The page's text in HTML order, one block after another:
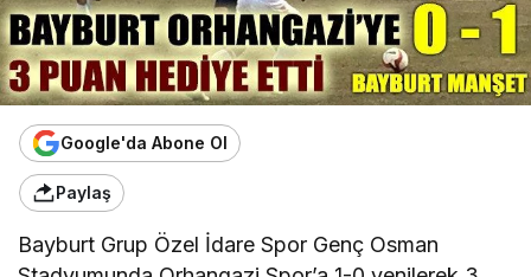
Google'da Abone Ol
Paylaş
Bayburt Grup Özel İdare Spor Genç Osman